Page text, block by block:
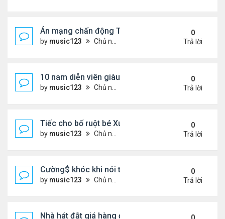
Án mạng chấn động Thái lan: hai chị em người
by music123 Chủ nhật Tháng 8 02, 2026 6:43 pm
0
Trả lời
10 nam diễn viên giàu nhất Trung Quốc 2026
by music123 Chủ nhật Tháng 8 02, 2026 6:39 pm
0
Trả lời
Tiếc cho bố ruột bé Xuân Mai ở Mỹ
by music123 Chủ nhật Tháng 8 02, 2026 6:33 pm
0
Trả lời
Cường$ khóc khi nói thật về hôn nhân
by music123 Chủ nhật Tháng 8 02, 2026 6:28 pm
0
Trả lời
Nhà hát đắt giá hàng đầu tg ở VN